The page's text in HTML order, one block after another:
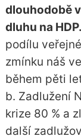
dlouhodobě
dluhu na HDP.
podílu
zmínku náš
během pěti
b. Zadlužení
krize 80 % a
další